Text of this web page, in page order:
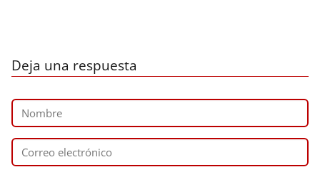
Deja una respuesta